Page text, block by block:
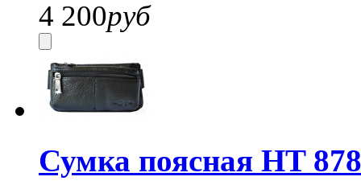
4 200руб
Сумка поясная HT